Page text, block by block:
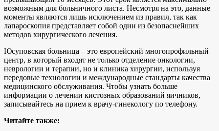
возможным для больничного листа. Несмотря на это, данные
моменты являются лишь исключением из правил, так как
лапароскопия представляет собой один из безопаснейших
методов хирургического лечения.
Юсуповская больница – это европейский многопрофильный
центр, в который входят не только отделение онкологии,
неврологии и терапии, но и клиника хирургии, используя
передовые технологии и международные стандарты качества
медицинского обслуживания. Чтобы узнать больше
информации о лечении кистозных образований яичников,
записывайтесь на прием к врачу-гинекологу по телефону.
Читайте также: